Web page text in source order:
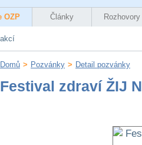
OZP Články Rozhovory
Domů > Pozvánky > Detail pozvánky
Festival zdraví ŽIJ